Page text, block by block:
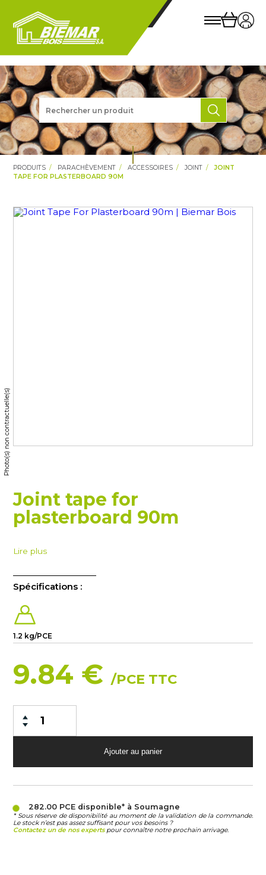
PRODUITS PARACHÈVEMENT ACCESSOIRES JOINT
JOINT
TAPE FOR PLASTERBOARD 90M
Photo(s) non contractuelle(s)
Joint tape for
plasterboard 90m
Lire plus
Spécifications :
1.2 kg/PCE
9.84 €/PCE TTC
282.00 PCEdisponible* à Soumagne
* Sous réserve de disponibilité au moment de la validation de la commande.
Le stock n’est pas assez suffisant pour vos besoins ?
Contactez un de nos expertspour connaître notre prochain arrivage.